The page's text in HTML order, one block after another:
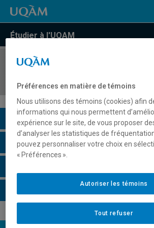
Étudier à l'UQAM
COURS//
Description du cours
Horaire - Été 2026
Préférences en matière de témoins
Nous utilisons des témoins (cookies) afin
informations qui nous permettent
expérience sur le site, de vous proposer
d’analyser les statistiques de
pouvez personnaliser votre choix en
« Préférences ».
Tout refuser
Autoriser les témoins